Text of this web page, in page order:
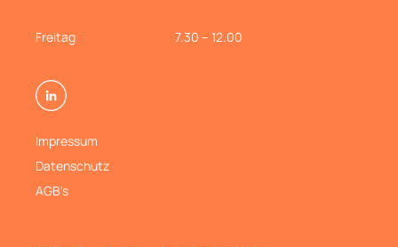
Freitag 7.30 – 12.00
Impressum
Datenschutz
AGB's